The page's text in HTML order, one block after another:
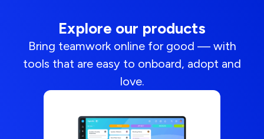
Explore our products
Bring teamwork online for good — with
tools that are easy to onboard, adopt and
love.